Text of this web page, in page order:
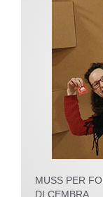
MUSS PER
DI CEMBRA